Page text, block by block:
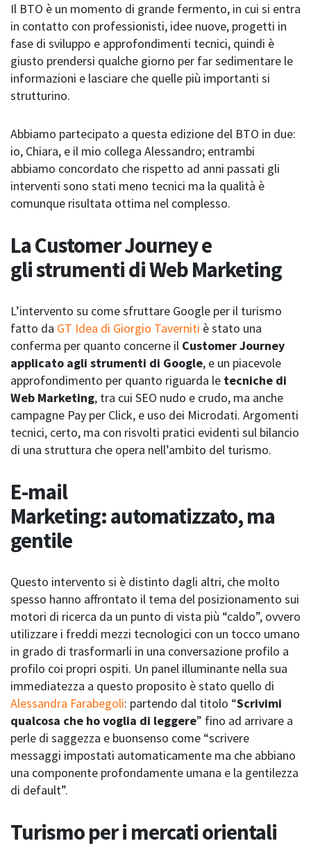
Il BTO è un momento di grande fermento, in cui si entra
in contatto con professionisti, idee nuove, progetti in
fase di sviluppo e approfondimenti tecnici, quindi è
giusto prendersi qualche giorno per far sedimentare le
informazioni e lasciare che quelle più importanti si
strutturino.
Abbiamo partecipato a questa edizione del BTO in due:
io, Chiara, e il mio collega Alessandro; entrambi
abbiamo concordato che rispetto ad anni passati gli
interventi sono stati meno tecnici ma la qualità è
comunque risultata ottima nel complesso.
La Customer Journey e
gli strumenti di Web Marketing
L’intervento su come sfruttare Google per il turismo
fatto da GT Idea di Giorgio Taverniti è stato una
conferma per quanto concerne il Customer Journey
applicato agli strumenti di Google, e un piacevole
approfondimento per quanto riguarda le tecniche di
Web Marketing, tra cui SEO nudo e crudo, ma anche
campagne Pay per Click, e uso dei Microdati. Argomenti
tecnici, certo, ma con risvolti pratici evidenti sul bilancio
di una struttura che opera nell’ambito del turismo.
E-mail
Marketing: automatizzato, ma
gentile
Questo intervento si è distinto dagli altri, che molto
spesso hanno affrontato il tema del posizionamento sui
motori di ricerca da un punto di vista più “caldo”, ovvero
utilizzare i freddi mezzi tecnologici con un tocco umano
in grado di trasformarli in una conversazione profilo a
profilo coi propri ospiti. Un panel illuminante nella sua
immediatezza a questo proposito è stato quello di
Alessandra Farabegoli: partendo dal titolo “Scrivimi
qualcosa che ho voglia di leggere” fino ad arrivare a
perle di saggezza e buonsenso come “scrivere
messaggi impostati automaticamente ma che abbiano
una componente profondamente umana e la gentilezza
di default”.
Turismo per i mercati orientali